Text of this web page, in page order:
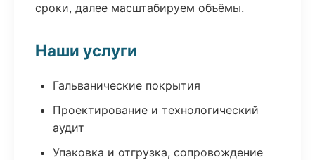
сроки, далее масштабируем объёмы.
Наши услуги
Гальванические покрытия
Проектирование и технологический
аудит
Упаковка и отгрузка, сопровождение